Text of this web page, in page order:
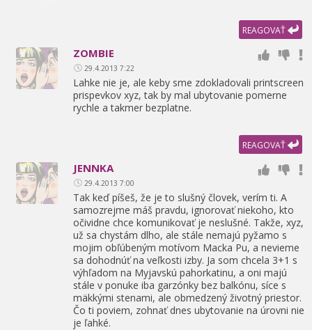
REAGOVAŤ
ZOMBIE
29.4.2013 7:22
Lahke nie je, ale keby sme zdokladovali printscreen
prispevkov xyz, tak by mal ubytovanie pomerne
rychle a takmer bezplatne.
REAGOVAŤ
JENNKA
29.4.2013 7:00
Tak keď píšeš, že je to slušný človek, verím ti. A
samozrejme máš pravdu, ignorovať niekoho, kto
očividne chce komunikovať je neslušné. Takže, xyz,
už sa chystám dlho, ale stále nemajú pyžamo s
mojim obľúbeným motívom Macka Pu, a nevieme
sa dohodnúť na veľkosti izby. Ja som chcela 3+1 s
výhľadom na Myjavskú pahorkatinu, a oni majú
stále v ponuke iba garzónky bez balkónu, síce s
mäkkými stenami, ale obmedzený životný priestor.
Čo ti poviem, zohnať dnes ubytovanie na úrovni nie
je ľahké.